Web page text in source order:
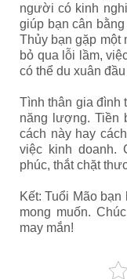
người có kinh
giúp bạn cân
Thủy bạn gặp một
bỏ qua lỗi lầm,
có thể du xuân
Tình thân gia đình
năng lượng. Tiền
cách này hay
việc kinh doanh.
phúc, thắt chặt
Kết: Tuổi Mão
mong muốn.
may mắn!